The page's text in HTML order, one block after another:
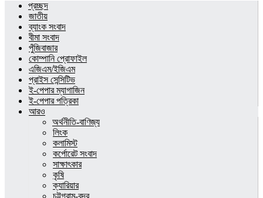
প্রচ্ছদ
জাতীয়
ব্যাংক সংবাদ
বীমা সংবাদ
পুঁজিবাজার
কোম্পানি প্রোফাইল
এজিএম/ইজিএম
প্রাইস সেন্সিটিভ
ই-পেপার ম্যাগাজিন
ই-পেপার পত্রিকা
আরও
অর্থনীতি-বাণিজ্য
লিংক
কলামিস্ট
কর্পোরেট সংবাদ
সাক্ষাৎকার
কৃষি
ক্যারিয়ার
চট্টগ্রাম-বন্দর